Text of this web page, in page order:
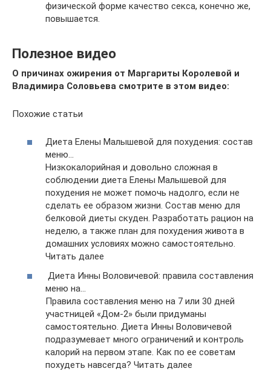
физической форме качество секса, конечно же,
повышается.
Полезное видео
О причинах ожирения от Маргариты Королевой и
Владимира Соловьева смотрите в этом видео:
Похожие статьи
Диета Елены Малышевой для похудения: состав
меню…
Низкокалорийная и довольно сложная в
соблюдении диета Елены Малышевой для
похудения не может помочь надолго, если не
сделать ее образом жизни. Состав меню для
белковой диеты скуден. Разработать рацион на
неделю, а также план для похудения живота в
домашних условиях можно самостоятельно.
Читать далее
Диета Инны Воловичевой: правила составления
меню на…
Правила составления меню на 7 или 30 дней
участницей «Дом-2» были придуманы
самостоятельно. Диета Инны Воловичевой
подразумевает много ограничений и контроль
калорий на первом этапе. Как по ее советам
похудеть навсегда? Читать далее